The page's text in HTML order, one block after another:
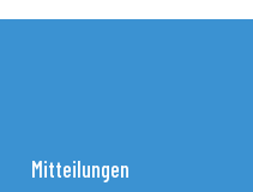
Mitteilungen